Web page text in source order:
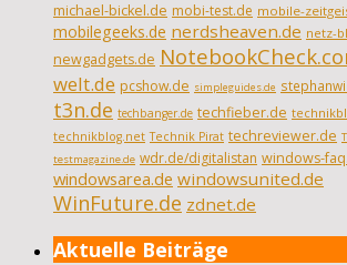
michael-bickel.de mobi-test.de mobile-
mobilegeeks.de nerdsheaven.de netz-
newgadgets.de
welt.de pcshow.de simpleguides.de
t3n.de techbanger.de techfieber.de
technikblog.net Technik Pirat techreviewer.de
testmagazine.de wdr.de/digitalistan windows-
windowsarea.de windowsunited.de
WinFuture.de zdnet.de
Aktuelle Beiträge